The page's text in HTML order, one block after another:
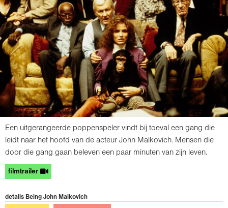
Een uitgerangeerde poppenspeler vindt bij toeval een gang die
leidt naar het hoofd van de acteur John Malkovich. Mensen die
door die gang gaan beleven een paar minuten van zijn leven.
filmtrailer
details Being John Malkovich